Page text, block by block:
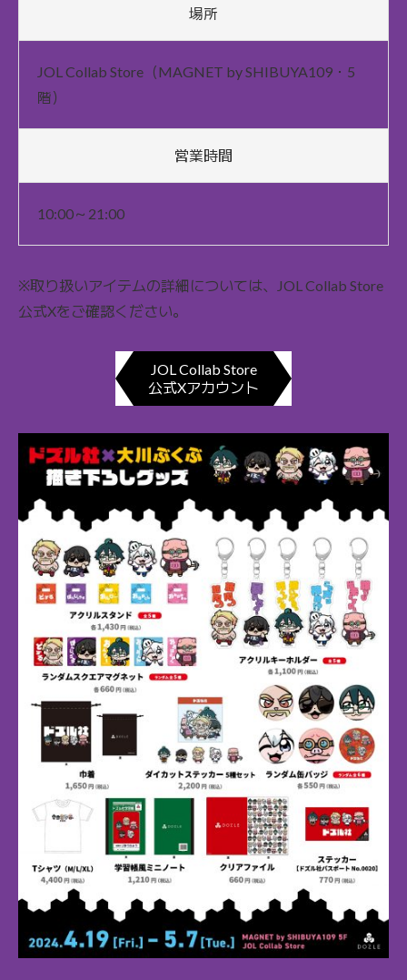
場所
JOL Collab Store（MAGNET by SHIBUYA109・5
階）
営業時間
10:00～21:00
※取り扱いアイテムの詳細については、JOL Collab Store
公式Xをご確認ください。
JOL Collab Store
公式Xアカウント